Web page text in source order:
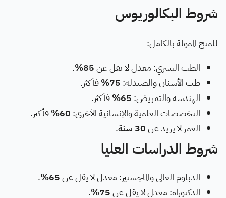
شروط البكالوريوس
للمنح الممولة بالكامل:
الطب البشري: معدل لا يقل عن85%
.
طب الأسنان والصيدلة: 75%
فأكثر.
الهندسة والتمريض: 65%
فأكثر.
التخصصات العلمية والإنسانية الأخرى: 60%
فأكثر.
العمر لا يزيد عن30 سنة .
شروط الدراسات العليا
الدبلوم العالي والماجستير: معدل لا يقل عن65%
.
الدكتوراه: معدل لا يقل عن75%
.